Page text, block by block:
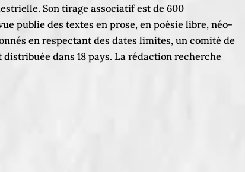
Son tirage associatif est de 600
publie des textes en prose, en poésie libre, néo-
en respectant des dates limites, un comité de
dans 18 pays. La rédaction recherche